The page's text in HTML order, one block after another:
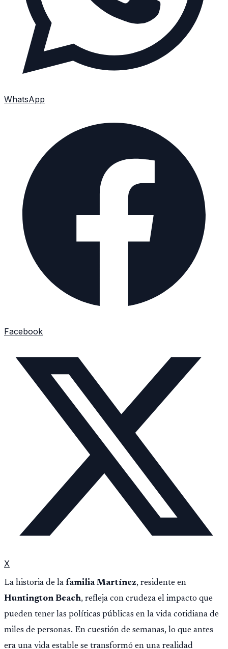
WhatsApp
Facebook
X
La historia de la familia Martínez, residente en
Huntington Beach, refleja con crudeza el impacto que
pueden tener las políticas públicas en la vida cotidiana de
miles de personas. En cuestión de semanas, lo que antes
era una vida estable se transformó en una realidad